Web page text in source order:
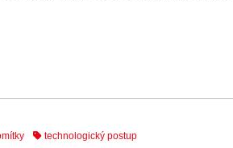
technologický postup